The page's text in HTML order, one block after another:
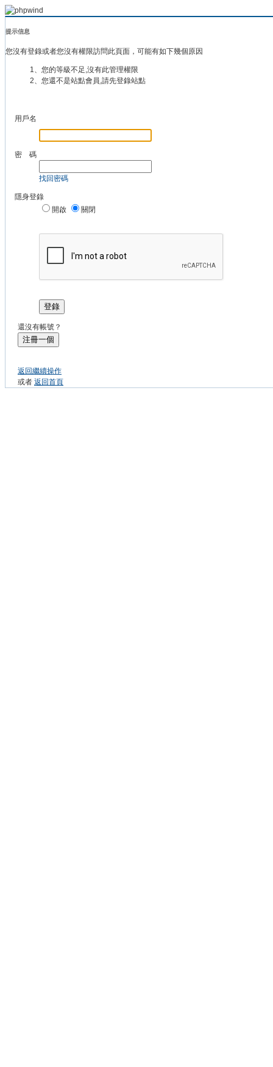
提示信息
您沒有登錄或者您沒有權限訪問此頁面，可能有如下幾個原因
1、您的等級不足,沒有此管理權限
2、您還不是站點會員,請先登錄站點
用戶名
密 碼
找回密碼
隱身登錄
開啟
關閉
登錄
還沒有帳號？
注冊一個
返回繼續操作
或者 返回首頁